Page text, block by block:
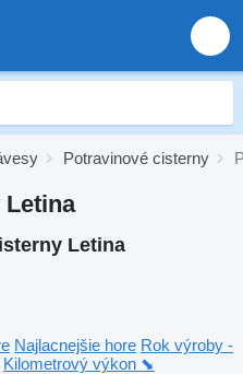
Potravinové cisterny
Letina
Najlacnejšie hore Rok výroby -
Kilometrový výkon ⬊